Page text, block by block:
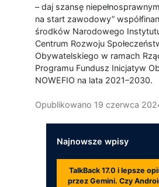
– daj szansę
na start zawodowy”
środków Narodowego
Centrum Rozwoju
Obywatelskiego w ramach
Programu Fundusz Inicjatyw
NOWEFIO na lata 2021–2030.
Opublikowano 19 czerwca
Najnowsze wpisy
TalkBack 17.0 i lepsze
przez Gemini. Czy